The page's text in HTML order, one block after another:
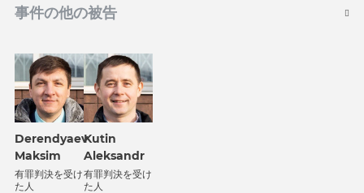
事件の他の被告
Derendyaev
Maksim
有罪判決を受け
た人
Kutin
Aleksandr
有罪判決を受け
た人